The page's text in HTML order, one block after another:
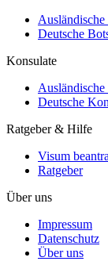
Deutsche
Konsulate
Deutsche
Ratgeber & Hilfe
Visum
Ratgeber
Über uns
Impressum
Datenschutz
Über uns